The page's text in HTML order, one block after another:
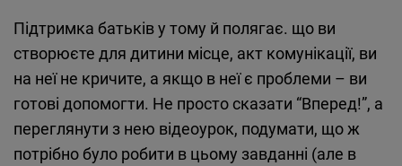
Підтримка батьків у тому й полягає. що ви
створюєте для дитини місце, акт комунікації, ви
на неї не кричите, а якщо в неї є проблеми – ви
готові допомогти. Не просто сказати “Вперед!”, а
переглянути з нею відеоурок, подумати, що ж
потрібно було робити в цьому завданні (але в